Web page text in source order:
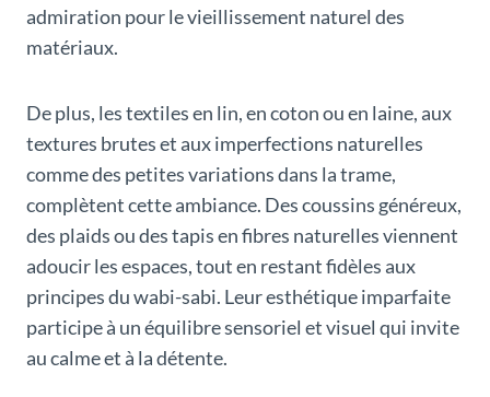
admiration pour le vieillissement naturel des
matériaux.
De plus, les textiles en lin, en coton ou en laine, aux
textures brutes et aux imperfections naturelles
comme des petites variations dans la trame,
complètent cette ambiance. Des coussins généreux,
des plaids ou des tapis en fibres naturelles viennent
adoucir les espaces, tout en restant fidèles aux
principes du wabi-sabi. Leur esthétique imparfaite
participe à un équilibre sensoriel et visuel qui invite
au calme et à la détente.